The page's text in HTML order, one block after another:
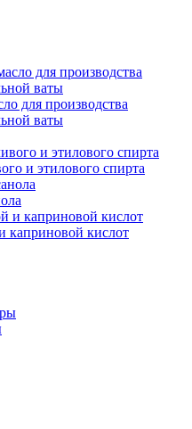
для производства
ваты
и этилового спирта
каприновой кислот